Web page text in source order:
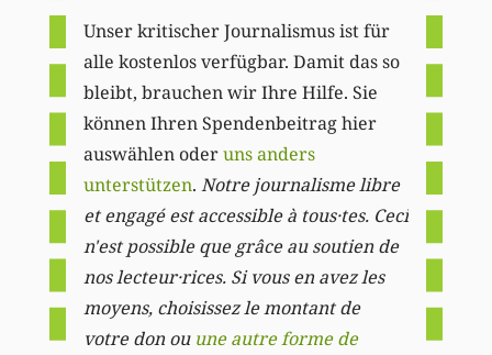
Unser kritischer Journalismus ist für
alle kostenlos verfügbar. Damit das so
bleibt, brauchen wir Ihre Hilfe. Sie
können Ihren Spendenbeitrag hier
auswählen oderuns anders
unterstützen. Notre journalisme libre
et engagé est accessible à tous·tes. Ceci
n'est possible que grâce au soutien de
nos lecteur·rices. Si vous en avez les
moyens, choisissez le montant de
votre don ou une autre forme de